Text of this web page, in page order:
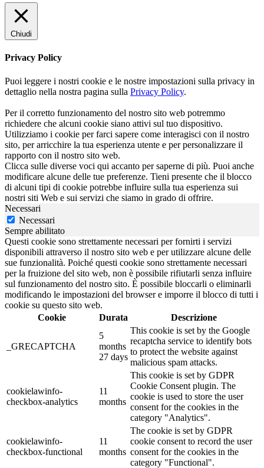
Chiudi
Privacy Policy
Puoi leggere i nostri cookie e le nostre impostazioni sulla privacy in
dettaglio nella nostra pagina sulla Privacy Policy.
Per il corretto funzionamento del nostro sito web potremmo
richiedere che alcuni cookie siano attivi sul tuo dispositivo.
Utilizziamo i cookie per farci sapere come interagisci con il nostro
sito, per arricchire la tua esperienza utente e per personalizzare il
rapporto con il nostro sito web.
Clicca sulle diverse voci qui accanto per saperne di più. Puoi anche
modificare alcune delle tue preferenze. Tieni presente che il blocco
di alcuni tipi di cookie potrebbe influire sulla tua esperienza sui
nostri siti Web e sui servizi che siamo in grado di offrire.
Necessari
Necessari
Sempre abilitato
Questi cookie sono strettamente necessari per fornirti i servizi
disponibili attraverso il nostro sito web e per utilizzare alcune delle
sue funzionalità. Poiché questi cookie sono strettamente necessari
per la fruizione del sito web, non è possibile rifiutarli senza influire
sul funzionamento del nostro sito. È possibile bloccarli o eliminarli
modificando le impostazioni del browser e imporre il blocco di tutti i
cookie su questo sito web.
Cookie
Durata Descrizione
_GRECAPTCHA
5
months
27 days
This cookie is set by the Google
recaptcha service to identify bots
to protect the website against
malicious spam attacks.
cookielawinfo-
checkbox-analytics
11
months
This cookie is set by GDPR
Cookie Consent plugin. The
cookie is used to store the user
consent for the cookies in the
category "Analytics".
cookielawinfo-
checkbox-functional
11
months
The cookie is set by GDPR
cookie consent to record the user
consent for the cookies in the
category "Functional".